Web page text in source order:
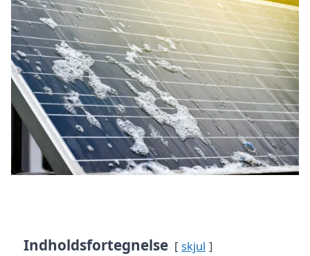
Indholdsfortegnelse skjul